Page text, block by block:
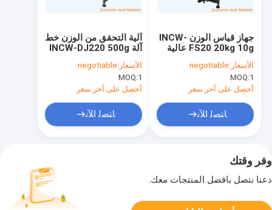
آلية التحقق من الوزن خط
آلة INCW-DJ220 500g
شاشة 120pcs/Min
AC220V 50Hz
الأسعار:negotiable
MOQ:1
أحصل على آخر سعر
ﺎﺘﺼﻟ ﺍﻶﻧ
جهاز قياس الوزن INCW-
FS20 20kg 10g عالية
الدقة في الخط جهاز
قياس الوزن مع ضوء إنذار
الشكل بيضة
الأسعار:negotiable
MOQ:1
أحصل على آخر سعر
ﺎﺘﺼﻟ ﺍﻶﻧ
وفر وقتك
دعنا نتصل بأفضل المنتجات معك.